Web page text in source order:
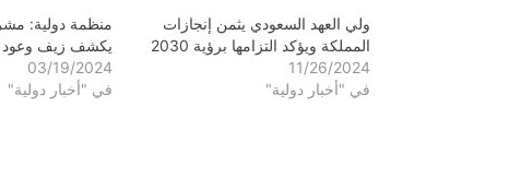
ولي العهد السعودي يثمن إنجازات
المملكة ويؤكد التزامها برؤية 2030
11/26/2024
في "أخبار دولية"
منظمة دولية:
يكشف زيف وعود
03/19/2024
في "أخبار دولية"